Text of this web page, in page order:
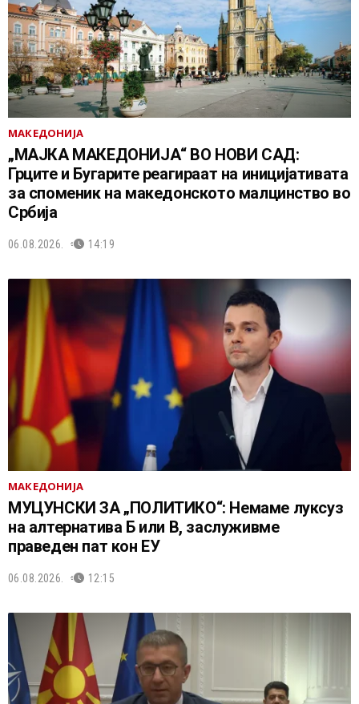
МАКЕДОНИЈА
„МАЈКА МАКЕДОНИЈА“ ВО НОВИ САД:
Грците и Бугарите реагираат на иницијативата
за споменик на македонското малцинство во
Србија
06.08.2026. 14:19
МАКЕДОНИЈА
МУЦУНСКИ ЗА „ПОЛИТИКО“: Немаме луксуз
на алтернатива Б или В, заслуживме
праведен пат кон ЕУ
06.08.2026. 12:15